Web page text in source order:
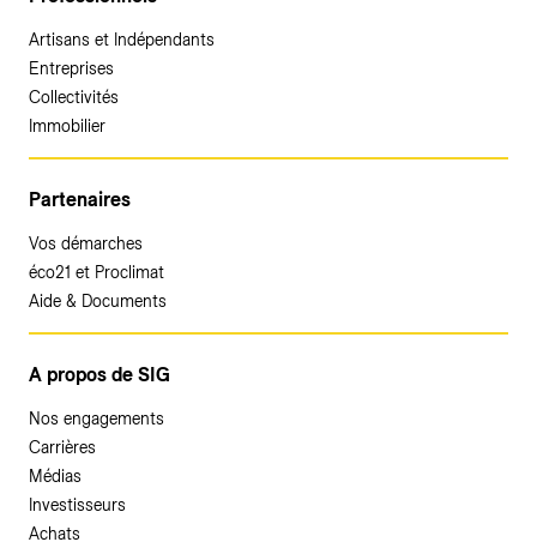
Artisans et Indépendants
Entreprises
Collectivités
Immobilier
Partenaires
Vos démarches
éco21 et Proclimat
Aide & Documents
A propos de SIG
Nos engagements
Carrières
Médias
Investisseurs
Achats